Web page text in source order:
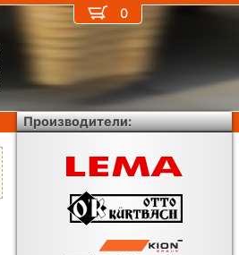
0
Производители: